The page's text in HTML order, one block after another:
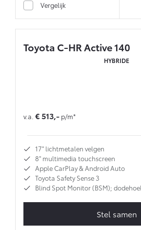
Vergelijk
Toyota C-HR Active 140
HYBRIDE
v.a. € 513,- p/m*
17'' lichtmetalen velgen
8'' multimedia touchscreen
Apple CarPlay & Android Auto
Toyota Safety Sense 3
Blind Spot Monitor (BSM);
Stel samen